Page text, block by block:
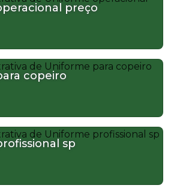
preço
copeiro
sp